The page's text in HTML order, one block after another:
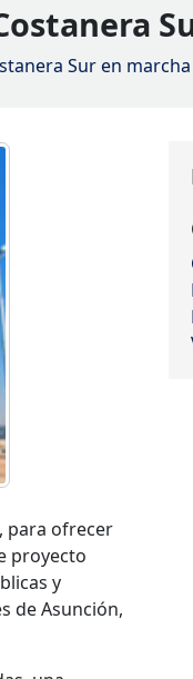
Sur en marcha
para ofrecer
proyecto
y
de Asunción,